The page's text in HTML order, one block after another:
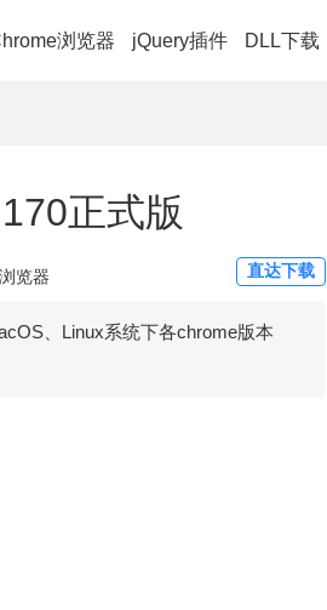
浏览器 jQuery插件 DLL下载
正式版
览器 直达下载
、Linux系统下各chrome版本